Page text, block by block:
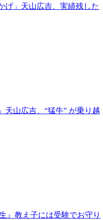
げ」天山広吉、実績残した
天山広吉、“猛牛” が乗り越
』教え子には受験でお守り